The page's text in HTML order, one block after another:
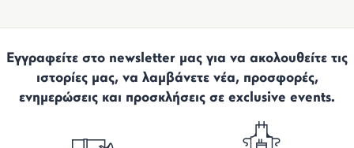
Εγγραφείτε στο newsletter μας για να ακολουθείτε τις
ιστορίες μας, να λαμβάνετε νέα, προσφορές,
ενημερώσεις και προσκλήσεις σε exclusive events.